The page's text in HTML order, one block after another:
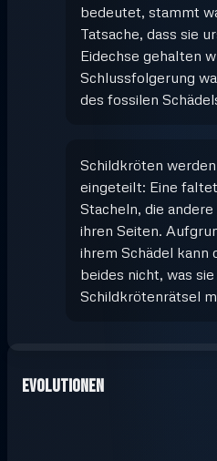
bedeutet, stammt
Tatsache, dass sie
Eidechse gehalten
Schlussfolgerung
des fossilen
Schildkröten
eingeteilt: Eine
Stacheln, die
ihren Seiten.
ihrem Schädel kann
beides nicht, was
Schildkrötenrätsel
Evolutionen